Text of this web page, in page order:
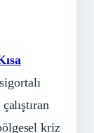
kriz